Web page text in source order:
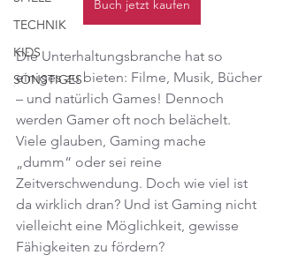
TECHNIK
KIDS
SONSTIGES
Buch jetzt kaufen
Die Unterhaltungsbranche hat so
einiges zu bieten: Filme, Musik, Bücher
– und natürlich Games! Dennoch
werden Gamer oft noch belächelt.
Viele glauben, Gaming mache
„dumm“ oder sei reine
Zeitverschwendung. Doch wie viel ist
da wirklich dran? Und ist Gaming nicht
vielleicht eine Möglichkeit, gewisse
Fähigkeiten zu fördern?